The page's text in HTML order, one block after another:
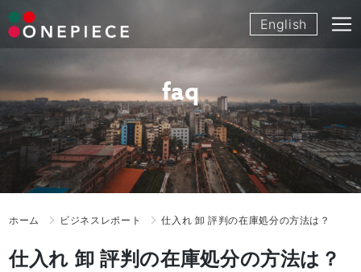
Skip
to
English
faq
ホーム ビジネスレポート 仕入れ 卸 評判の在庫処分の方法は？
仕入れ 卸 評判の在庫処分の方法は？